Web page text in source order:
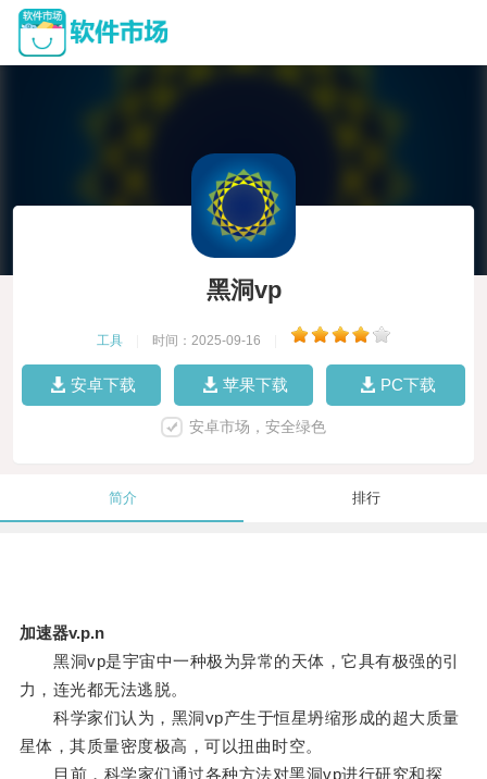
黑洞vp
工具 时间：2025-09-16
安卓下载 苹果下载 PC下载
安卓市场，安全绿色
简介 排行
加速器v.p.n
黑洞vp是宇宙中一种极为异常的天体，它具有极强的引
力，连光都无法逃脱。
科学家们认为，黑洞vp产生于恒星坍缩形成的超大质量
星体，其质量密度极高，可以扭曲时空。
目前，科学家们通过各种方法对黑洞vp进行研究和探